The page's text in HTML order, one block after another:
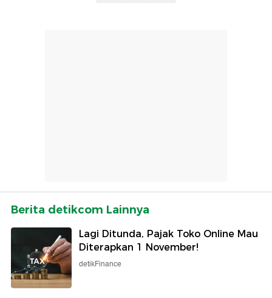
Berita detikcom Lainnya
Lagi Ditunda, Pajak Toko Online Mau
Diterapkan 1 November!
detikFinance